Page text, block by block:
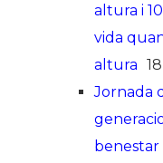
altura i
vida
altura
Jornada
benestar